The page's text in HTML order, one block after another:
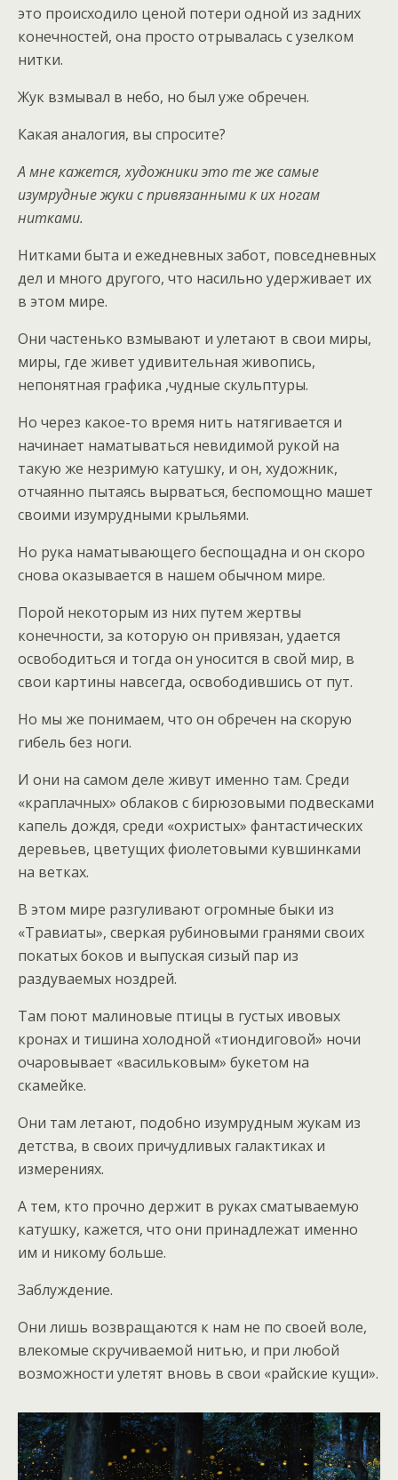
это происходило ценой потери одной из задних
конечностей, она просто отрывалась с узелком
нитки.
Жук взмывал в небо, но был уже обречен.
Какая аналогия, вы спросите?
А мне кажется, художники это те же самые
изумрудные жуки с привязанными к их ногам
нитками.
Нитками быта и ежедневных забот, повседневных
дел и много другого, что насильно удерживает их
в этом мире.
Они частенько взмывают и улетают в свои миры,
миры, где живет удивительная живопись,
непонятная графика ,чудные скульптуры.
Но через какое-то время нить натягивается и
начинает наматываться невидимой рукой на
такую же незримую катушку, и он, художник,
отчаянно пытаясь вырваться, беспомощно машет
своими изумрудными крыльями.
Но рука наматывающего беспощадна и он скоро
снова оказывается в нашем обычном мире.
Порой некоторым из них путем жертвы
конечности, за которую он привязан, удается
освободиться и тогда он уносится в свой мир, в
свои картины навсегда, освободившись от пут.
Но мы же понимаем, что он обречен на скорую
гибель без ноги.
И они на самом деле живут именно там. Среди
«краплачных» облаков с бирюзовыми подвесками
капель дождя, среди «охристых» фантастических
деревьев, цветущих фиолетовыми кувшинками
на ветках.
В этом мире разгуливают огромные быки из
«Травиаты», сверкая рубиновыми гранями своих
покатых боков и выпуская сизый пар из
раздуваемых ноздрей.
Там поют малиновые птицы в густых ивовых
кронах и тишина холодной «тиондиговой» ночи
очаровывает «васильковым» букетом на
скамейке.
Они там летают, подобно изумрудным жукам из
детства, в своих причудливых галактиках и
измерениях.
А тем, кто прочно держит в руках сматываемую
катушку, кажется, что они принадлежат именно
им и никому больше.
Заблуждение.
Они лишь возвращаются к нам не по своей воле,
влекомые скручиваемой нитью, и при любой
возможности улетят вновь в свои «райские кущи».